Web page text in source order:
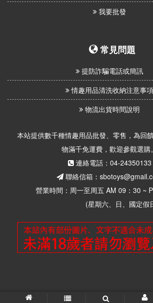
我要批發
常見問題
提防詐騙電話或簡訊
情趣用品清洗收納注意事項
物流出貨時間說明
本站提供數千種情趣用品批發、零售，為回
物滿千免運費，歡迎參觀選購。
連絡電話：04-24350133
聯絡信箱：
營業時間：周一至周五 AM 09：30 ~
(星期六、日、國定假日
© 2026 思柏情趣用品批發零售 版權